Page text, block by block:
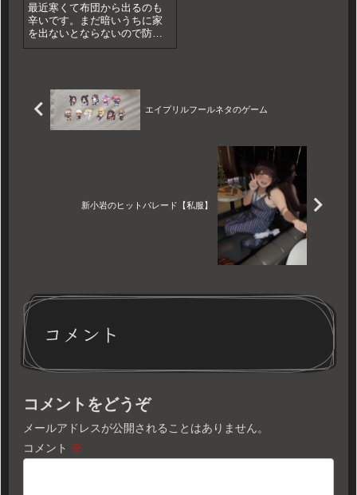
最近寒くて布団から出るのも
辛いです。まだ暗いうちに家
を出ないとならないので防寒
対策はしっかりと。厚手のス
もういい歳だししょうがない
ね♪ならスカート穿くなという
話で...
エイプリルフールネタのゲーム
新小岩のヒットパレード【私服】
コメント
コメントをどうぞ
メールアドレスが公開されることはありません。
コメント ※